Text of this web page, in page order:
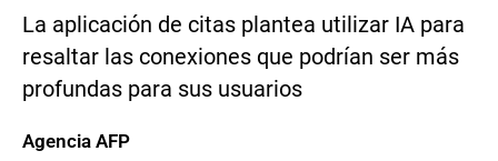
La aplicación de citas plantea utilizar IA para
resaltar las conexiones que podrían ser más
profundas para sus usuarios
Agencia AFP